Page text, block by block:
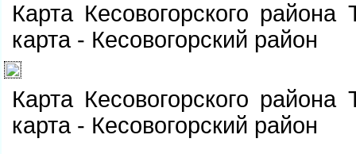
Карта Кесовогорского
карта - Кесовогорский район
Карта Кесовогорского
карта - Кесовогорский район